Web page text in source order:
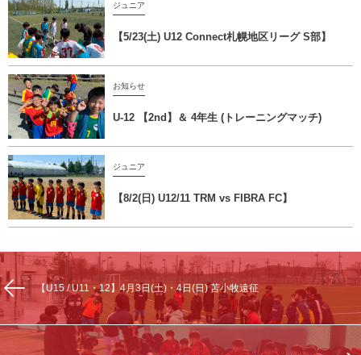
ジュニア
【5/23(土) U12 Connect札幌地区リーグ S部】
お知らせ
U-12 【2nd】＆ 4年生 (トレーニングマッチ)
ジュニア
【8/2(日) U12/11 TRM vs FIBRA FC】
【U15 / U11・12】4月3日(土)・4日(日) 苫小牧遠征